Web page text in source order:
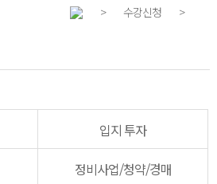
> 수강신청 >
입지 투자
정비사업/청약/경매